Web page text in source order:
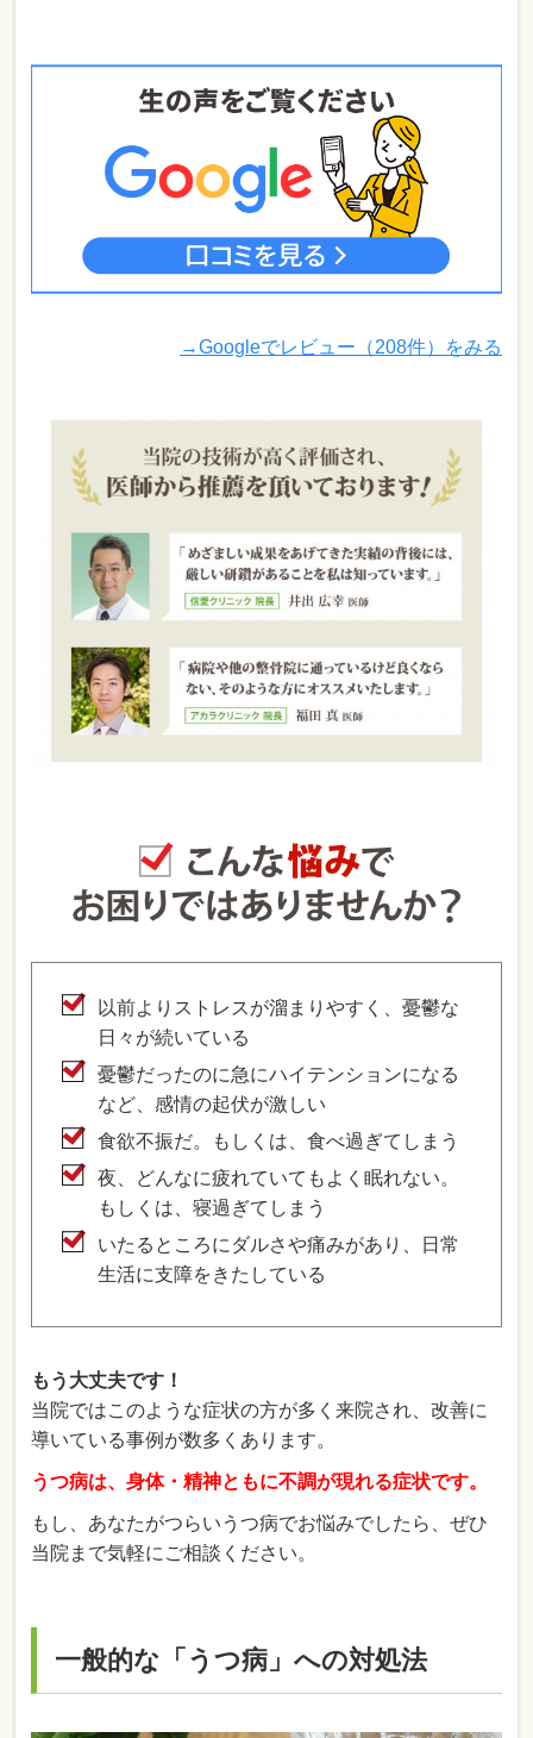
→Googleでレビュー（208件）をみる
以前よりストレスが溜まりやすく、憂鬱な
日々が続いている
憂鬱だったのに急にハイテンションになる
など、感情の起伏が激しい
食欲不振だ。もしくは、食べ過ぎてしまう
夜、どんなに疲れていてもよく眠れない。
もしくは、寝過ぎてしまう
いたるところにダルさや痛みがあり、日常
生活に支障をきたしている
もう大丈夫です！
当院ではこのような症状の方が多く来院され、改善に
導いている事例が数多くあります。
うつ病は、身体・精神ともに不調が現れる症状です。
もし、あなたがつらいうつ病でお悩みでしたら、ぜひ
当院まで気軽にご相談ください。
一般的な「うつ病」への対処法